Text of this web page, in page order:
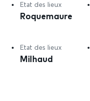
Etat des lieux
Roquemaure
Etat des lieux
Milhaud